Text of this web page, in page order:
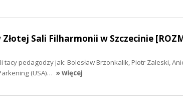
Sali Filharmonii w Szczecinie
tacy pedagodzy jak: Bolesław Brzonkalik, Piotr Zaleski,
(USA)… » więcej